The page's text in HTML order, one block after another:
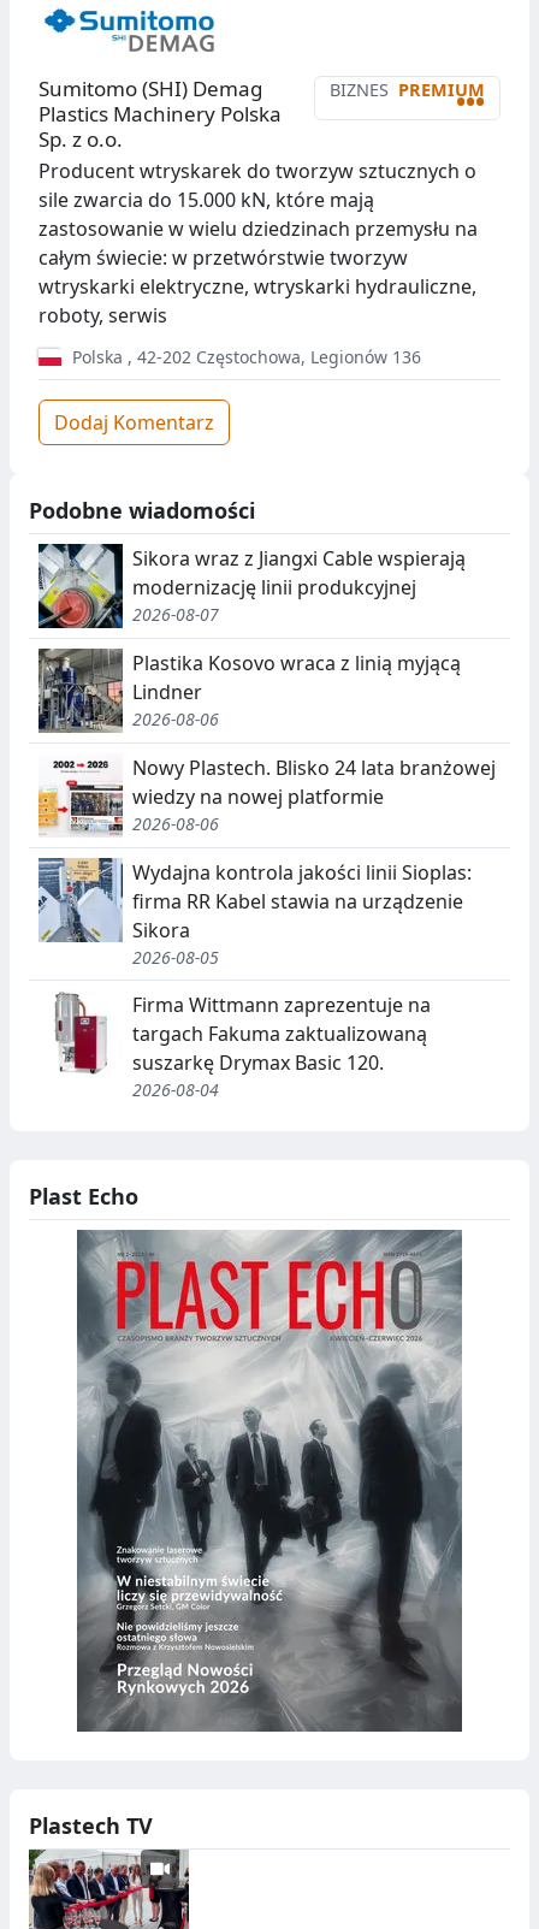
BIZNES PREMIUM
•••
Sumitomo (SHI) Demag
Plastics Machinery Polska
Sp. z o.o.
Producent wtryskarek do tworzyw sztucznych o
sile zwarcia do 15.000 kN, które mają
zastosowanie w wielu dziedzinach przemysłu na
całym świecie: w przetwórstwie tworzyw
wtryskarki elektryczne, wtryskarki hydrauliczne,
roboty, serwis
Polska , 42-202 Częstochowa, Legionów 136
Dodaj Komentarz
Podobne wiadomości
Sikora wraz z Jiangxi Cable wspierają
modernizację linii produkcyjnej
2026-08-07
Plastika Kosovo wraca z linią myjącą
Lindner
2026-08-06
Nowy Plastech. Blisko 24 lata branżowej
wiedzy na nowej platformie
2026-08-06
Wydajna kontrola jakości linii Sioplas:
firma RR Kabel stawia na urządzenie
Sikora
2026-08-05
Firma Wittmann zaprezentuje na
targach Fakuma zaktualizowaną
suszarkę Drymax Basic 120.
2026-08-04
Plast Echo
Plastech TV